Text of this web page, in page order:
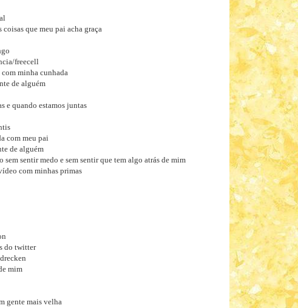
coisas que meu pai acha graça
freecell
minha cunhada
de alguém
e quando estamos juntas
com meu pai
de alguém
sem sentir medo e sem sentir que tem algo atrás de mim
com minhas primas
do twitter
mim
gente mais velha